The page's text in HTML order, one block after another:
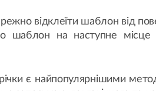
відклеїти шаблон від
шаблон на наступне
є найпопулярнішими